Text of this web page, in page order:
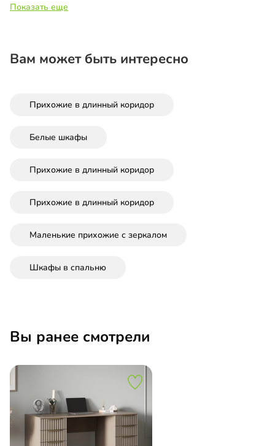
Показать еще
Вам может быть интересно
Прихожие в длинный коридор
Белые шкафы
Прихожие в длинный коридор
Прихожие в длинный коридор
Маленькие прихожие с зеркалом
Шкафы в спальню
Вы ранее смотрели